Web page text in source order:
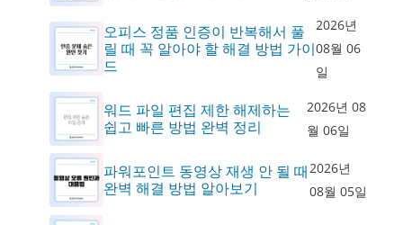
오피스 정품 인증이 반복해서 풀
릴 때 꼭 알아야 할 해결 방법 가이
드
2026년
08월 06
일
워드 파일 편집 제한 해제하는
쉽고 빠른 방법 완벽 정리
2026년 08
월 06일
파워포인트 동영상 재생 안 될 때
완벽 해결 방법 알아보기
2026년
08월 05일